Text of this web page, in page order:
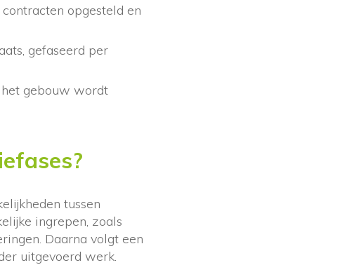
opgesteld en
gefaseerd per
gebouw wordt
tussen
ingrepen, zoals
Daarna volgt een
uitgevoerd werk.